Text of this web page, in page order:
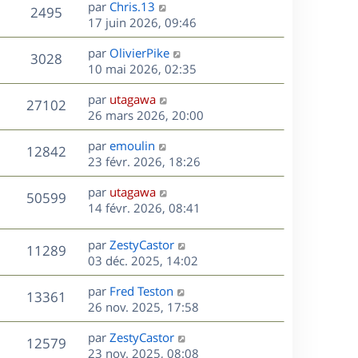
n
i
e
r
m
e
s
s
a
g
e
2495V
u
e
s
D
e
r
n
i
e
r
m
e
s
s
a
g
e
par Chris.13
17 juin 2026, 09:46
3028V
u
e
s
D
e
r
n
i
e
r
m
e
s
s
a
g
e
par OlivierPike
10 mai 2026, 02:35
27102V
u
e
s
D
e
r
n
i
e
r
m
e
s
s
a
g
e
par utagawa
26 mars 2026, 20:00
12842V
u
D
e
r
n
i
e
r
m
e
s
s
a
g
e
par emoulin
23 févr. 2026, 18:26
50599V
u
e
D
e
n
i
e
r
m
e
s
s
par utagawa
14 févr. 2026, 08:41
11289V
u
s
D
e
r
n
i
e
r
par ZestyCastor
03 déc. 2025, 14:02
13361
u
D
e
r
n
i
par Fred Teston
26 nov. 2025, 17:58
12579V
D
e
par ZestyCastor
23 nov. 2025, 08:08